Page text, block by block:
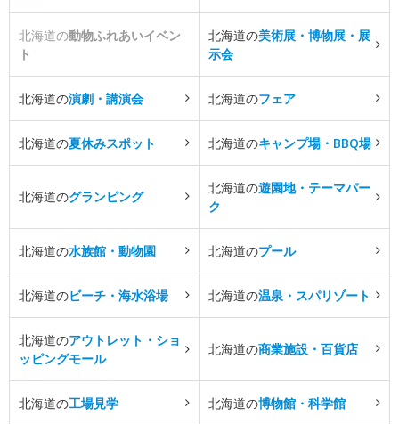
北海道の動物ふれあいイベン
ト
北海道の美術展・博物展・展
示会
北海道の演劇・講演会 北海道のフェア
北海道の夏休みスポット 北海道のキャンプ場・BBQ場
北海道のグランピング
北海道の遊園地・テーマパー
ク
北海道の水族館・動物園 北海道のプール
北海道のビーチ・海水浴場 北海道の温泉・スパリゾート
北海道のアウトレット・ショ
ッピングモール
北海道の商業施設・百貨店
北海道の工場見学 北海道の博物館・科学館